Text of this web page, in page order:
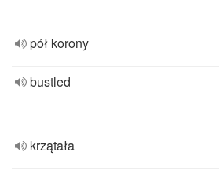
pół korony
bustled
krzątała